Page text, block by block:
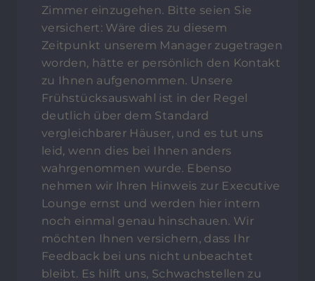
Zimmer einzugehen. Bitte seien Sie
versichert: Wäre dies zu diesem
Zeitpunkt unserem Manager zugetragen
worden, hätte er persönlich den Kontakt
zu Ihnen aufgenommen. Unsere
Frühstücksauswahl ist in der Regel
deutlich über dem Standard
vergleichbarer Häuser, und es tut uns
leid, wenn dies bei Ihnen anders
wahrgenommen wurde. Ebenso
nehmen wir Ihren Hinweis zur Executive
Lounge ernst und werden hier intern
noch einmal genau hinschauen. Wir
möchten Ihnen versichern, dass Ihr
Feedback bei uns nicht unbeachtet
bleibt. Es hilft uns, Schwachstellen zu